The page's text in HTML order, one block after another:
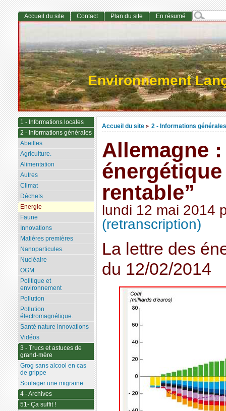
Environnement
Accueil du site > 2 - Informations générales
Allemagne
rentable”
lundi 12 mai 2014
(retranscription)
La lettre des
du 12/02/2014
Accueil du site Contact Plan du site En résumé
1 - Informations locales
2 - Informations générales
Abeilles
Agriculture.
Alimentation
Autres
Climat
Déchets
Energie
Faune
Innovations
Matières premières
Nanoparticules.
Nucléaire
OGM
Politique et
environnement
Pollution
Pollution
électromagnétique.
Santé nature innovations
Vidéos
3 - Trucs et astuces de
grand-mère
Grog sans alcool en cas
de grippe
Soulager une migraine
4 - Archives
51- Ça suffit !